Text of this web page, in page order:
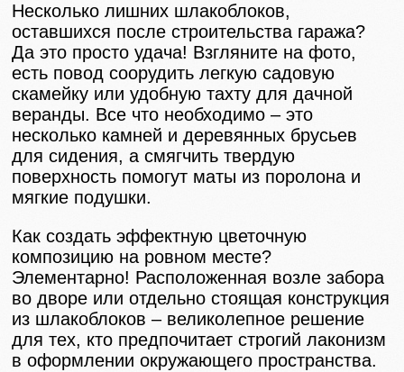
Несколько лишних шлакоблоков,
оставшихся после строительства гаража?
Да это просто удача! Взгляните на фото,
есть повод соорудить легкую садовую
скамейку или удобную тахту для дачной
веранды. Все что необходимо – это
несколько камней и деревянных брусьев
для сидения, а смягчить твердую
поверхность помогут маты из поролона и
мягкие подушки.
Как создать эффектную цветочную
композицию на ровном месте?
Элементарно! Расположенная возле забора
во дворе или отдельно стоящая конструкция
из шлакоблоков – великолепное решение
для тех, кто предпочитает строгий лаконизм
в оформлении окружающего пространства.